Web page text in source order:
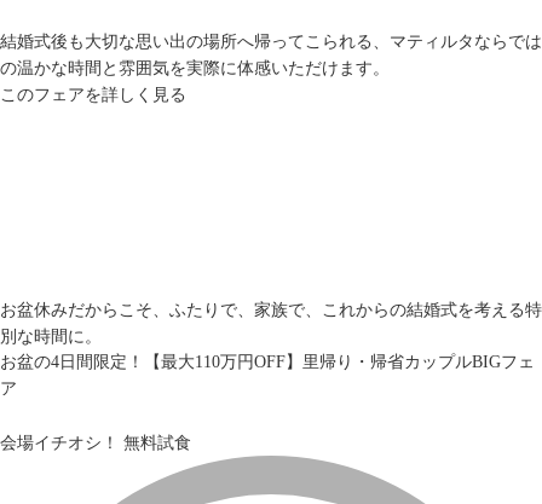
結婚式後も大切な思い出の場所へ帰ってこられる、マティルタならでは
の温かな時間と雰囲気を実際に体感いただけます。
このフェアを詳しく見る
お盆休みだからこそ、ふたりで、家族で、これからの結婚式を考える特
別な時間に。
お盆の4日間限定！【最大110万円OFF】里帰り・帰省カップルBIGフェ
ア
会場イチオシ！ 無料試食